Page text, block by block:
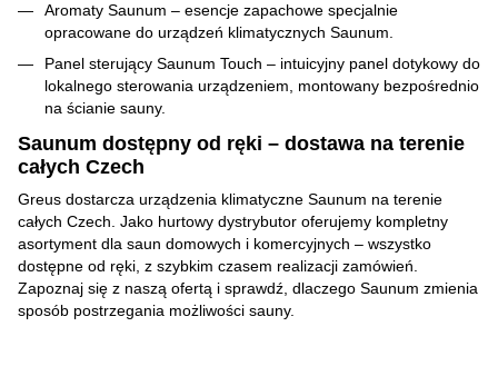
Aromaty Saunum – esencje zapachowe specjalnie
opracowane do urządzeń klimatycznych Saunum.
Panel sterujący Saunum Touch – intuicyjny panel dotykowy do
lokalnego sterowania urządzeniem, montowany bezpośrednio
na ścianie sauny.
Saunum dostępny od ręki – dostawa na terenie
całych Czech
Greus dostarcza urządzenia klimatyczne Saunum na terenie
całych Czech. Jako hurtowy dystrybutor oferujemy kompletny
asortyment dla saun domowych i komercyjnych – wszystko
dostępne od ręki, z szybkim czasem realizacji zamówień.
Zapoznaj się z naszą ofertą i sprawdź, dlaczego Saunum zmienia
sposób postrzegania możliwości sauny.